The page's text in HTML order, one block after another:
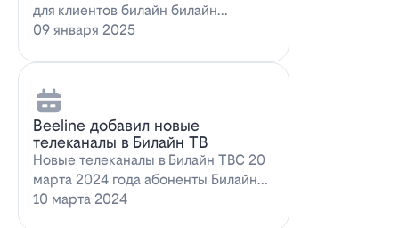
для клиентов билайн билайн
запускает новое выгодное
09 января 2025
Beeline добавил новые
телеканалы в Билайн ТВ
Новые телеканалы в Билайн ТВС 20
марта 2024 года абоненты Билайн
ТВ получат возможность
10 марта 2024